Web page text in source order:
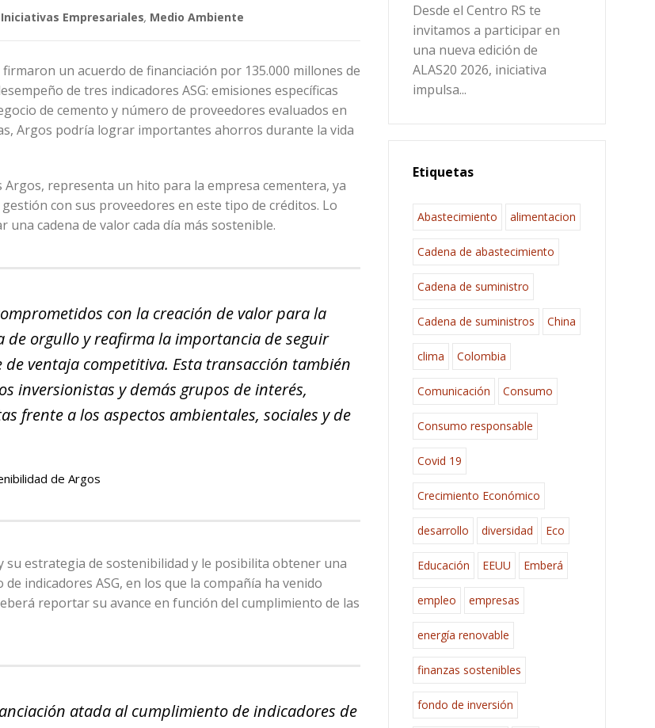
Iniciativas Empresariales, Medio Ambiente
un acuerdo de financiación por 135.000 millones de
de tres indicadores ASG: emisiones específicas
de cemento y número de proveedores evaluados en
Argos podría lograr importantes ahorros durante la vida
representa un hito para la empresa cementera, ya
con sus proveedores en este tipo de créditos. Lo
cadena de valor cada día más sostenible.
con la creación de valor para la
de orgullo y reafirma la importancia de seguir
ventaja competitiva. Esta transacción también
inversionistas y demás grupos de interés,
frente a los aspectos ambientales, sociales y de
de Argos
su estrategia de sostenibilidad y le posibilita obtener una
indicadores ASG, en los que la compañía ha venido
reportar su avance en función del cumplimiento de las
atada al cumplimiento de indicadores de
Desde el Centro RS te
invitamos a participar en
una nueva edición de
ALAS20 2026, iniciativa
impulsa...
Etiquetas
Abastecimiento alimentacion
Cadena de abastecimiento
Cadena de suministro
Cadena de suministros China
clima Colombia
Comunicación Consumo
Consumo responsable
Covid 19
Crecimiento Económico
desarrollo diversidad Eco
Educación EEUU Emberá
empleo empresas
energía renovable
finanzas sostenibles
fondo de inversión